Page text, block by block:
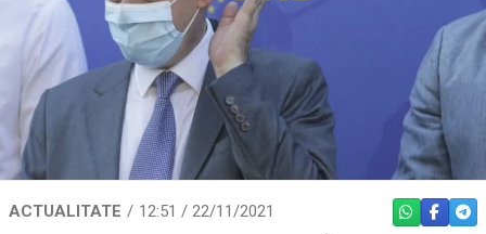
ACTUALITATE 12:51 / 22/11/2021 WHATSAPP